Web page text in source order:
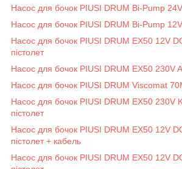
Насос для бочок PIUSI DRUM Bi-Pump 24V
Насос для бочок PIUSI DRUM Bi-Pump 12V
Насос для бочок PIUSI DRUM EX50 12V
пістолет
Насос для бочок PIUSI DRUM EX50 230V
Насос для бочок PIUSI DRUM Viscomat
Насос для бочок PIUSI DRUM EX50 230V
пістолет
Насос для бочок PIUSI DRUM EX50 12V
пістолет + кабель
Насос для бочок PIUSI DRUM EX50 12V